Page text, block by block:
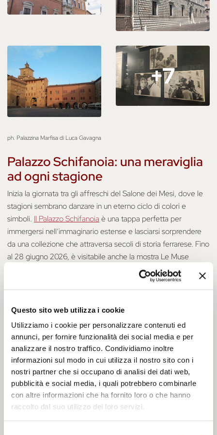
Questo sito web utilizza i cookie
Utilizziamo i cookie per personalizzare contenuti ed
annunci, per fornire funzionalità dei social media e per
analizzare il nostro traffico. Condividiamo inoltre
informazioni sul modo in cui utilizza il nostro sito con i
nostri partner che si occupano di analisi dei dati web,
pubblicità e social media, i quali potrebbero combinarle
con altre informazioni che ha fornito loro o che hanno
raccolto dal suo utilizzo dei loro servizi.
+7
+7
ph. Palazzina Marfisa di Luca Gavagna
Palazzo Schifanoia: una meraviglia
ad ogni stagione
Inizia la giornata tra gli affreschi del Salone dei Mesi, dove le
stagioni sembrano danzare in un eterno ciclo di colori e
simboli. Il Palazzo Schifanoia è una tappa perfetta per
immergersi nell’immaginario estense e lasciarsi sorprendere
da una collezione che attraversa secoli di storia ferrarese. Fino
al 28 giugno 2026, è visitabile anche la mostra Le Muse
Astrologiche dello scultore Maurizio Bonora. Da non perdere
anche il giardino rinascimentale, che conserva un fascino
Marfisa d’Este e il Castello Estense:
rifugi tra le storie
Verso il centro della città, due luoghi iconici aprono le porte a
chi cerca riparo e suggestione: laPalazzina di Marfisa d’Este
residenza intima di una delle figure femminili più sorprendenti
del Rinascimento, e ilCastello Estense, con le sue sale
affrescate e la Torre dei Leoni, da cui ammirare il profilo della
città sotto cieli limpidi e frizzanti. Sono due tappe differenti
ma complementari, utili a comprendere il rapporto tra la corte